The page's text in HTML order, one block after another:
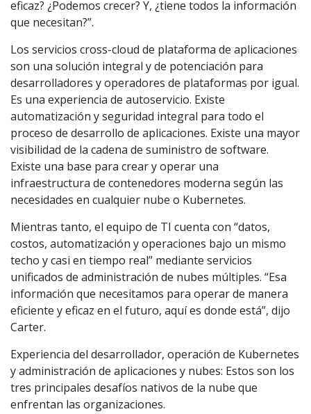
eficaz? ¿Podemos crecer? Y, ¿tiene todos la información
que necesitan?”.
Los servicios cross-cloud de plataforma de aplicaciones
son una solución integral y de potenciación para
desarrolladores y operadores de plataformas por igual.
Es una experiencia de autoservicio. Existe
automatización y seguridad integral para todo el
proceso de desarrollo de aplicaciones. Existe una mayor
visibilidad de la cadena de suministro de software.
Existe una base para crear y operar una
infraestructura de contenedores moderna según las
necesidades en cualquier nube o Kubernetes.
Mientras tanto, el equipo de TI cuenta con “datos,
costos, automatización y operaciones bajo un mismo
techo y casi en tiempo real” mediante servicios
unificados de administración de nubes múltiples. “Esa
información que necesitamos para operar de manera
eficiente y eficaz en el futuro, aquí es donde está”, dijo
Carter.
Experiencia del desarrollador, operación de Kubernetes
y administración de aplicaciones y nubes: Estos son los
tres principales desafíos nativos de la nube que
enfrentan las organizaciones.